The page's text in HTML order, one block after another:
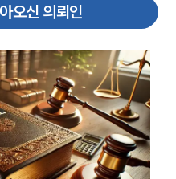
오신 의뢰인